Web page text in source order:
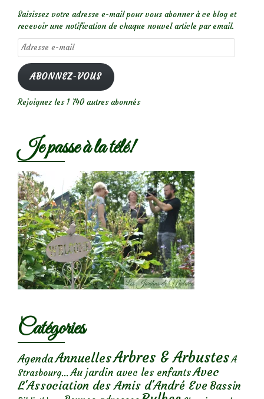
Saisissez votre adresse e-mail pour vous abonner à ce blog et
recevoir une notification de chaque nouvel article par email.
Adresse
e-
mail
ABONNEZ-VOUS
Rejoignez les 1 740 autres abonnés
Je passe à la télé!
Catégories
AgendaAnnuellesArbres & Arbustes A
Strasbourg... Au jardin avec les enfantsAvec
L'Association des Amis d'André Eve Bassin